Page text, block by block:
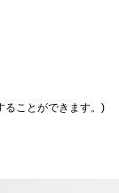
ることができます。)